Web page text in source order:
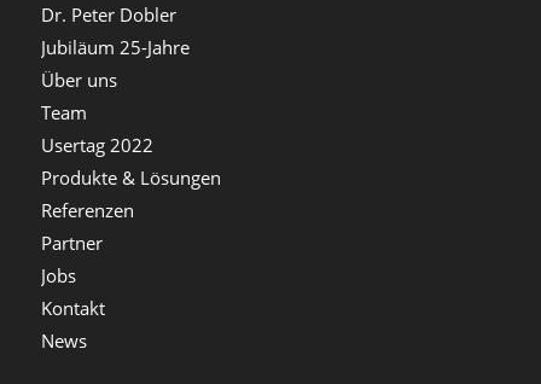
Dr. Peter Dobler
Jubiläum 25-Jahre
Über uns
Team
Usertag 2022
Produkte & Lösungen
Referenzen
Partner
Jobs
Kontakt
News